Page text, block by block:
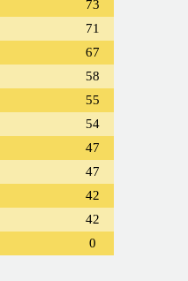
73
71
67
58
55
54
47
47
42
42
0